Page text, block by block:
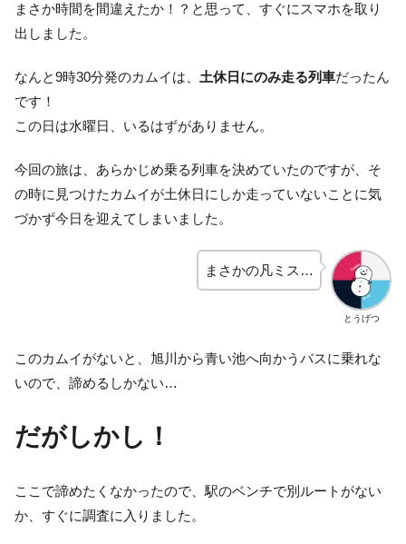
まさか時間を間違えたか！？と思って、すぐにスマホを取り
出しました。
なんと9時30分発のカムイは、 土休日にのみ走る列車だったん
です！
この日は水曜日、いるはずがありません。
今回の旅は、あらかじめ乗る列車を決めていたのですが、そ
の時に見つけたカムイが土休日にしか走っていないことに気
づかず今日を迎えてしまいました。
とうげつ
まさかの凡ミス…
このカムイがないと、旭川から青い池へ向かうバスに乗れな
いので、諦めるしかない…
だがしかし！
ここで諦めたくなかったので、駅のベンチで別ルートがない
か、すぐに調査に入りました。